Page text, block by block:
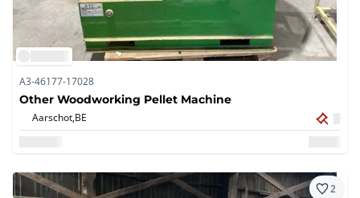
A3-46177-17028
Other Woodworking Pellet Machine
Aarschot,BE
2